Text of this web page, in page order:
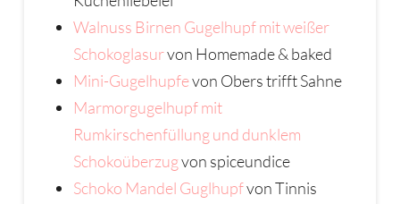
Walnuss Birnen Gugelhupf mit weißer
Schokoglasurvon Homemade & baked
Mini-Gugelhupfevon Obers trifft Sahne
Marmorgugelhupf mit
Rumkirschenfüllung und dunklem
Schokoüberzugvon spiceundice
Schoko Mandel Guglhupfvon Tinnis